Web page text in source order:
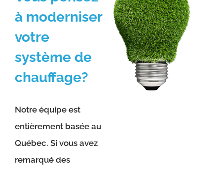
à moderniser
votre
système de
chauffage?
Notre équipe est
entièrement basée au
Québec. Si vous avez
remarqué des